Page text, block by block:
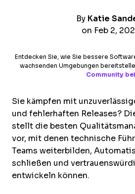
By Katie
on Feb 2,
Entdecken Sie, wie Sie bessere
wachsenden Umgebungen
Community bei
Sie kämpfen mit
und fehlerhaften Releases?
stellt die besten
vor, mit denen technische
Teams weiterbilden,
schließen und
entwickeln können.